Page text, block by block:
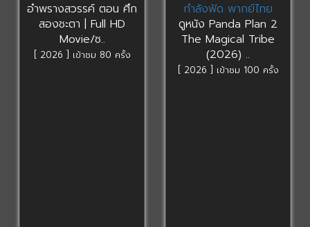
อำพรางสวรรค์ ตอน ศึก
สองชะตา | Full HD
Movie/ซ..
[ 2026 ] เข้าชม 80 ครั้ง
ดูหนัง Panda Plan 2
The Magical Tribe
(2026) ..
[ 2026 ] เข้าชม 100 ครั้ง